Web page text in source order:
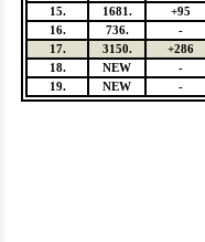
15.
1681. +95
16.
736. -
17.
3150. +286
18.
NEW -
19.
NEW -